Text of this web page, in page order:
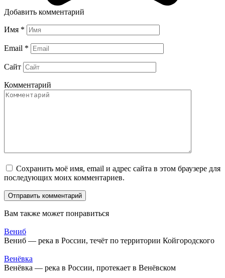
Добавить комментарий
Имя *
Email *
Сайт
Комментарий
Сохранить моё имя, email и адрес сайта в этом браузере для
последующих моих комментариев.
Вам также может понравиться
Вениб
Вениб — река в России, течёт по территории Койгородского
Венёвка
Венёвка — река в России, протекает в Венёвском